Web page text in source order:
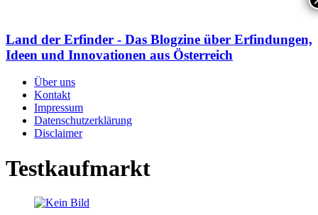
Land der Erfinder - Das Blogzine über Erfindungen,
Ideen und Innovationen aus Österreich
Über uns
Kontakt
Impressum
Datenschutzerklärung
Disclaimer
Testkaufmarkt